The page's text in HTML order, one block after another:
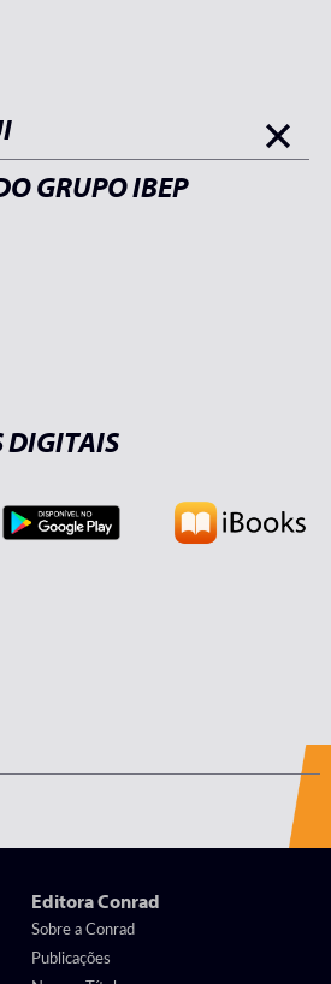
GRUPO IBEP
DIGITAIS
Editora Conrad
Sobre a Conrad
Publicações